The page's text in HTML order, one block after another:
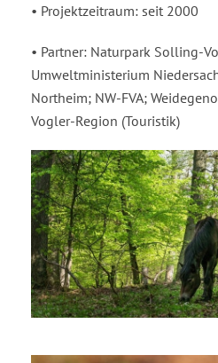
• Projektzeitraum: seit 2000
• Partner: Naturpark Solling-
Umweltministerium
Northeim; NW-FVA;
Vogler-Region (Touristik)